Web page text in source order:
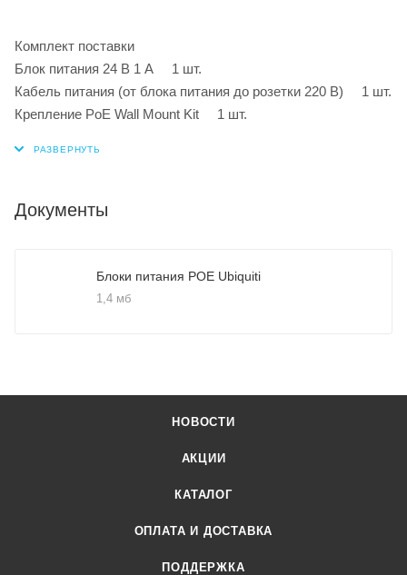
Комплект поставки
Блок питания 24 В 1 А 1 шт.
Кабель питания (от блока питания до розетки 220 В) 1 шт.
Крепление PoE Wall Mount Kit 1 шт.
Документы
Блоки питания POE Ubiquiti
1,4 мб
НОВОСТИ
АКЦИИ
КАТАЛОГ
ОПЛАТА И ДОСТАВКА
ПОДДЕРЖКА